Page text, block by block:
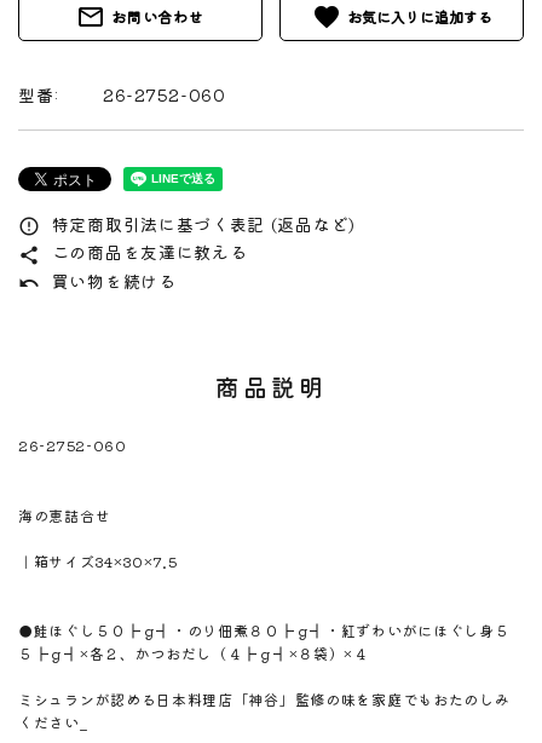
mail_outline お問い合わせ favorite
型番: 26-2752-060
error_outline 特定商取引法に基づく表記 (返品など)
share この商品を友達に教える
undo 買い物を続ける
商品説明
26-2752-060
海の恵詰合せ
｜箱サイズ34×30×7.5
●鮭ほぐし５０┣ｇ┫・のり佃煮８０┣ｇ┫・紅ずわいがにほぐし身５
５┣ｇ┫×各２、かつおだし（４┣ｇ┫×８袋）×４
ミシュランが認める日本料理店「神谷」監修の味を家庭でもおたのしみ
ください_